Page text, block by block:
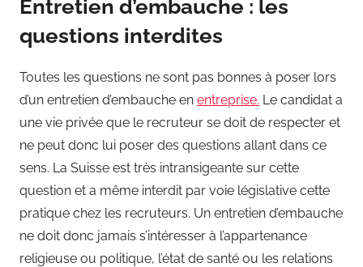
Entretien d’embauche : les
questions interdites
Toutes les questions ne sont pas bonnes à poser lors
d’un entretien d’embauche en entreprise. Le candidat a
une vie privée que le recruteur se doit de respecter et
ne peut donc lui poser des questions allant dans ce
sens. La Suisse est très intransigeante sur cette
question et a même interdit par voie législative cette
pratique chez les recruteurs. Un entretien d’embauche
ne doit donc jamais s’intéresser à l’appartenance
religieuse ou politique, l’état de santé ou les relations